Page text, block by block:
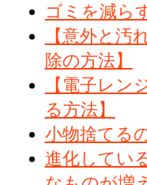
ゴミを減ら
【意外と汚
除の方法】
【電子レン
る方法】
小物捨てる
進化してい